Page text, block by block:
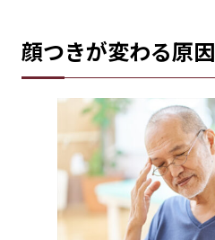
顔つきが変わる原因